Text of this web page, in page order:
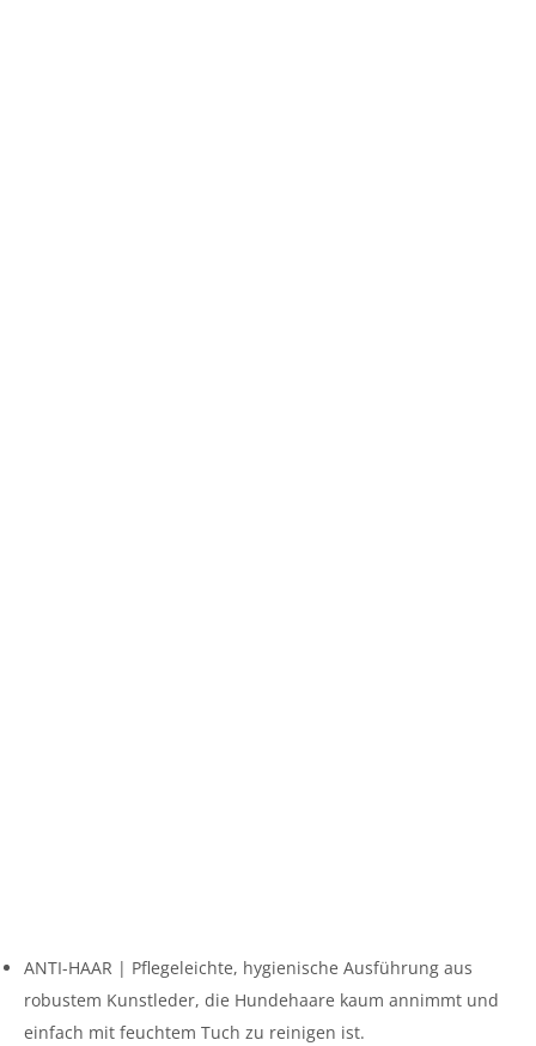
ANTI-HAAR | Pflegeleichte, hygienische Ausführung aus
robustem Kunstleder, die Hundehaare kaum annimmt und
einfach mit feuchtem Tuch zu reinigen ist.